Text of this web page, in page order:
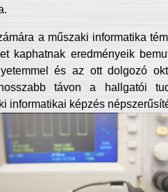
a műszaki informatika
kaphatnak eredményeik
és az ott dolgozó
távon a hallgatói
informatikai képzés